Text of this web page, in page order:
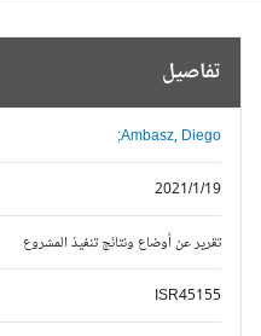
تفاصيل
Ambasz, Diego;
2021/1/19
تقرير عن أوضاع ونتائج تنفيذ المشروع
ISR45155